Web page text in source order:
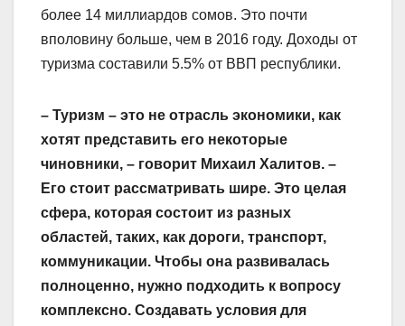
более 14 миллиардов сомов. Это почти
вполовину больше, чем в 2016 году. Доходы от
туризма составили 5.5% от ВВП республики.
– Туризм – это не отрасль экономики, как
хотят представить его некоторые
чиновники, – говорит Михаил Халитов. –
Его стоит рассматривать шире. Это целая
сфера, которая состоит из разных
областей, таких, как дороги, транспорт,
коммуникации. Чтобы она развивалась
полноценно, нужно подходить к вопросу
комплексно. Создавать условия для